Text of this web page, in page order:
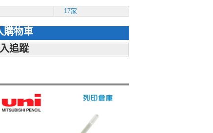
17家
購物車
追蹤